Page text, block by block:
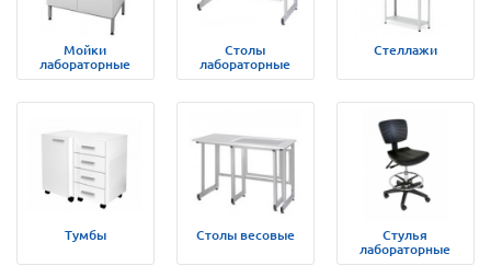
Мойки
лабораторные
Столы
лабораторные
Стеллажи
Тумбы Столы весовые
Стулья
лабораторные